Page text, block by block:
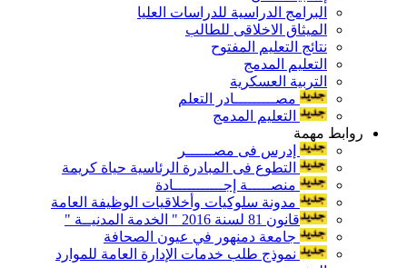
البرامج الدراسية للدراسات العليا
الميثاق الاخلاقى للطالب
نتائج التعليم المفتوح
التعليم المدمج
التربية العسكرية
مصـــــــــادر التعلم
التعليم المدمج
روابط مهمة
إدرس فى مصــــــر
التطوع فى المبادرة الرئاسية حياة كريمة
منصـــــة إجـــــــــــادة
مدونة سلوكيات وأخلاقيات الوظيفة العامة
قانون 81 لسنة 2016 " الخدمة المدنيــة "
جامعة دمنهور في عيون الصحافة
نموذج طلب خدمات الإدارة العامة للموارد